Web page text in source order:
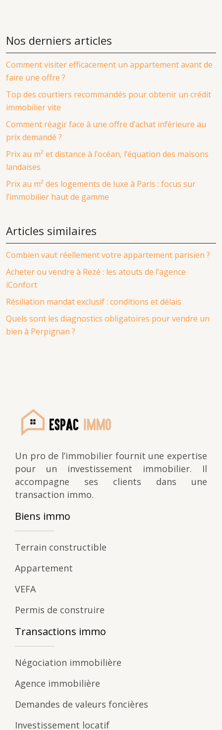
Nos derniers articles
Comment visiter efficacement un appartement avant de
faire une offre ?
Top des courtiers recommandés pour obtenir un crédit
immobilier vite
Comment réagir face à une offre d’achat inférieure au
prix demandé ?
Prix au m² et distance à l’océan, l’équation des maisons
landaises
Prix au m² des logements de luxe à Paris : focus sur
l’immobilier haut de gamme
Articles similaires
Combien vaut réellement votre appartement parisien ?
Acheter ou vendre à Rezé : les atouts de l’agence
iConfort
Résiliation mandat exclusif : conditions et délais
Quels sont les diagnostics obligatoires pour vendre un
bien à Perpignan ?
Un pro de l’immobilier fournit une expertise
pour un investissement immobilier. Il
accompagne ses clients dans une
transaction immo.
Biens immo
Terrain constructible
Appartement
VEFA
Permis de construire
Transactions immo
Négociation immobilière
Agence immobilière
Demandes de valeurs foncières
Investissement locatif